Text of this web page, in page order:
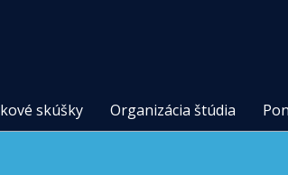
skúšky Organizácia štúdia